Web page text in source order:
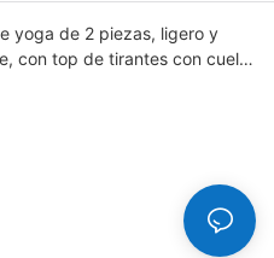
yoga de 2 piezas, ligero y
con top de tirantes con cuello